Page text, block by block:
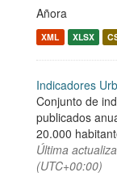
Añora
XML XLSX
Indicadores
Conjunto de
publicados
20.000
Última
(UTC+00:00)